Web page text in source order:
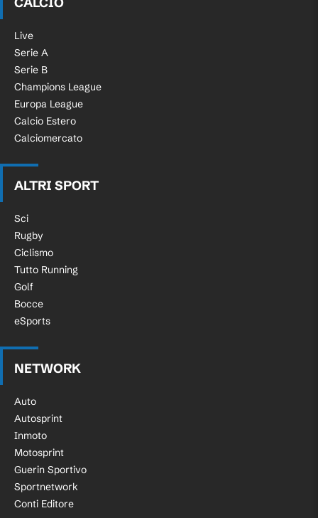
Live
Serie A
Serie B
Champions League
Europa League
Calcio Estero
Calciomercato
ALTRI SPORT
Sci
Rugby
Ciclismo
Tutto Running
Golf
Bocce
eSports
NETWORK
Auto
Autosprint
Inmoto
Motosprint
Guerin Sportivo
Sportnetwork
Conti Editore